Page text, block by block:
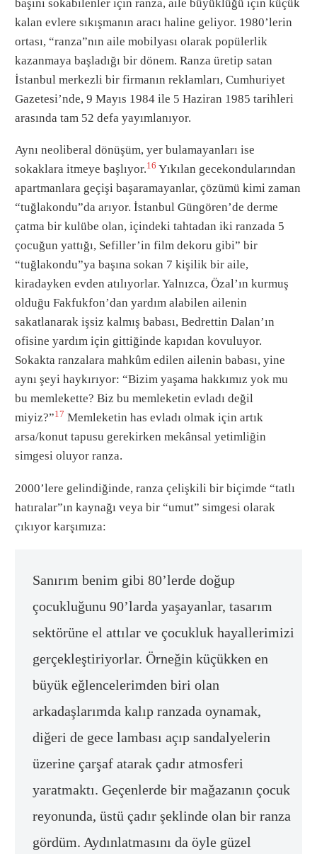
başını sokabilenler için ranza, aile büyüklüğü için küçük
kalan evlere sıkışmanın aracı haline geliyor. 1980’lerin
ortası, “ranza”nın aile mobilyası olarak popülerlik
kazanmaya başladığı bir dönem. Ranza üretip satan
İstanbul merkezli bir firmanın reklamları, Cumhuriyet
Gazetesi’nde, 9 Mayıs 1984 ile 5 Haziran 1985 tarihleri
arasında tam 52 defa yayımlanıyor.
Aynı neoliberal dönüşüm, yer bulamayanları ise
sokaklara itmeye başlıyor.16 Yıkılan gecekondularından
apartmanlara geçişi başaramayanlar, çözümü kimi zaman
“tuğlakondu”da arıyor. İstanbul Güngören’de derme
çatma bir kulübe olan, içindeki tahtadan iki ranzada 5
çocuğun yattığı, Sefiller’in film dekoru gibi” bir
“tuğlakondu”ya başına sokan 7 kişilik bir aile,
kiradayken evden atılıyorlar. Yalnızca, Özal’ın kurmuş
olduğu Fakfukfon’dan yardım alabilen ailenin
sakatlanarak işsiz kalmış babası, Bedrettin Dalan’ın
ofisine yardım için gittiğinde kapıdan kovuluyor.
Sokakta ranzalara mahkûm edilen ailenin babası, yine
aynı şeyi haykırıyor: “Bizim yaşama hakkımız yok mu
bu memlekette? Biz bu memleketin evladı değil
miyiz?”17 Memleketin has evladı olmak için artık
arsa/konut tapusu gerekirken mekânsal yetimliğin
simgesi oluyor ranza.
2000’lere gelindiğinde, ranza çelişkili bir biçimde “tatlı
hatıralar”ın kaynağı veya bir “umut” simgesi olarak
çıkıyor karşımıza:
Sanırım benim gibi 80’lerde doğup
çocukluğunu 90’larda yaşayanlar, tasarım
sektörüne el attılar ve çocukluk hayallerimizi
gerçekleştiriyorlar. Örneğin küçükken en
büyük eğlencelerimden biri olan
arkadaşlarımda kalıp ranzada oynamak,
diğeri de gece lambası açıp sandalyelerin
üzerine çarşaf atarak çadır atmosferi
yaratmaktı. Geçenlerde bir mağazanın çocuk
reyonunda, üstü çadır şeklinde olan bir ranza
gördüm. Aydınlatmasını da öyle güzel